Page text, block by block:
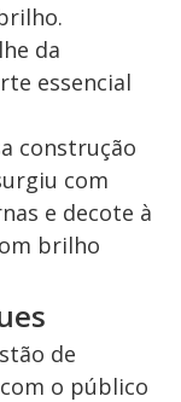
da
essencial
construção
com
e decote à
brilho
de
o público